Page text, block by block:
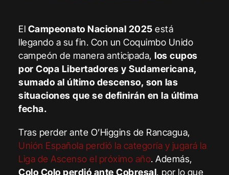
El Campeonato Nacional 2025 está
llegando a su fin. Con un Coquimbo Unido
campeón de manera anticipada,los cupos
por Copa Libertadores y Sudamericana,
sumado al último descenso, son las
situaciones que se definirán en la última
fecha.
Tras perder ante O’Higgins de Rancagua,
Unión Española perdió la categoría y jugará la
Liga de Ascenso el próximo año. Además,
Colo Colo perdió ante Cobresal, por lo que